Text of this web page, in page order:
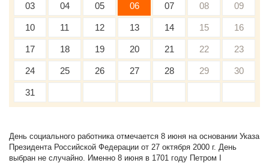
03 04 05 06 07 08 09
10 11 12 13 14 15 16
17 18 19 20 21 22 23
24 25 26 27 28 29 30
31
День социального работника отмечается 8 июня на основании Указа
Президента Российской Федерации от 27 октября 2000 г. День
выбран не случайно. Именно 8 июня в 1701 году Петром I